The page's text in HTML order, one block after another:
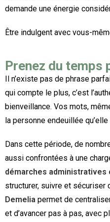
demande une énergie
Être indulgent avec vous-
Prenez du temps
Il n’existe pas de phrase
qui compte le plus, c’est
bienveillance. Vos mots,
la personne endeuillée qu’elle
Dans cette période, de
aussi confrontées à une
démarches administratives
structurer, suivre et
Demelia permet de
et d’avancer pas à pas, avec